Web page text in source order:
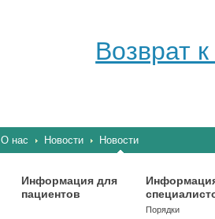
Возврат к
О нас Новости Новости
Информация для
пациентов
Порядки